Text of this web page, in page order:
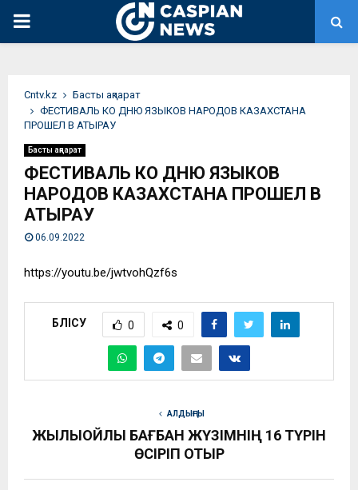
PRIMARY
Сntv.kz
Басты ақпарат
ФЕСТИВАЛЬ КО ДНЮ ЯЗЫКОВ НАРОДОВ КАЗАХСТАНА
ПРОШЕЛ В АТЫРАУ
Басты ақпарат
ФЕСТИВАЛЬ КО ДНЮ ЯЗЫКОВ
НАРОДОВ КАЗАХСТАНА ПРОШЕЛ В
АТЫРАУ
06.09.2022
https://youtu.be/jwtvohQzf6s
БӨЛІСУ 0 0
АЛДЫҢҒЫ
ЖЫЛЫОЙЛЫҚ БАҒБАН ЖҮЗІМНІҢ 16 ТҮРІН
ӨСІРІП ОТЫР